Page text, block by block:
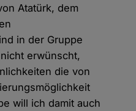
Atatürk, dem
in der Gruppe
erwünscht,
die von
will ich damit auch